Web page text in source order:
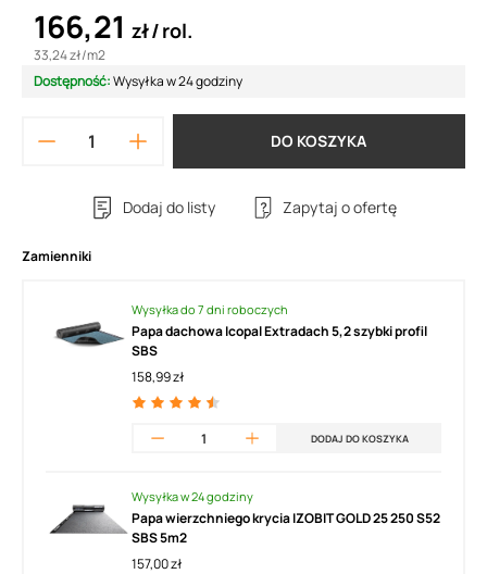
166,21 zł rol.
33,24 zł/m2
Dostępność:Wysyłka w 24 godziny
DO KOSZYKA
Dodaj do listy Zapytaj o ofertę
Zamienniki
Wysyłka do 7 dni roboczych
Papa dachowa Icopal Extradach 5,2 szybki profil
SBS
158,99 zł
DODAJ DO KOSZYKA
Wysyłka w 24 godziny
Papa wierzchniego krycia IZOBIT GOLD 25 250 S52
SBS 5m2
157,00 zł